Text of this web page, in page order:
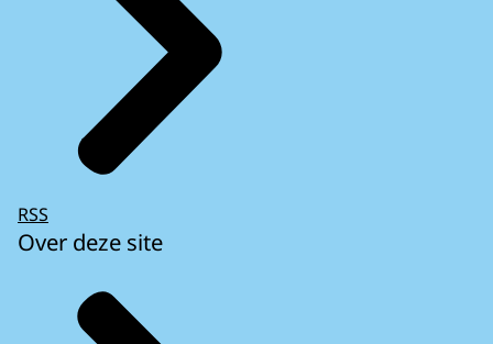
RSS
Over deze site